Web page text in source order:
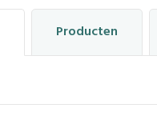
Producten